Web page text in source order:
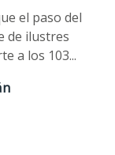
el paso del
de ilustres
a los 103...